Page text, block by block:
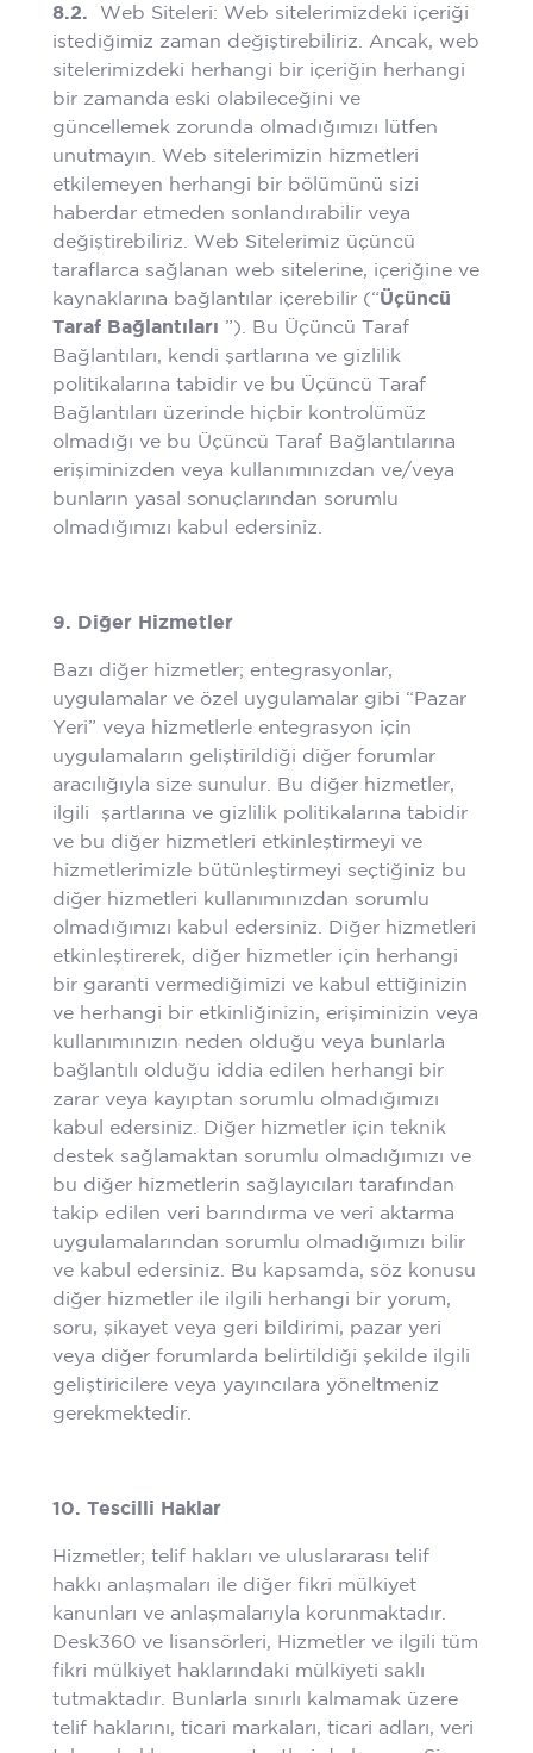
8.2. Web Siteleri: Web sitelerimizdeki içeriği
istediğimiz zaman değiştirebiliriz. Ancak, web
sitelerimizdeki herhangi bir içeriğin herhangi
bir zamanda eski olabileceğini ve
güncellemek zorunda olmadığımızı lütfen
unutmayın. Web sitelerimizin hizmetleri
etkilemeyen herhangi bir bölümünü sizi
haberdar etmeden sonlandırabilir veya
değiştirebiliriz. Web Sitelerimiz üçüncü
taraflarca sağlanan web sitelerine, içeriğine ve
kaynaklarına bağlantılar içerebilir (“Üçüncü
Taraf Bağlantıları ”). Bu Üçüncü Taraf
Bağlantıları, kendi şartlarına ve gizlilik
politikalarına tabidir ve bu Üçüncü Taraf
Bağlantıları üzerinde hiçbir kontrolümüz
olmadığı ve bu Üçüncü Taraf Bağlantılarına
erişiminizden veya kullanımınızdan ve/veya
bunların yasal sonuçlarından sorumlu
olmadığımızı kabul edersiniz.
9. Diğer Hizmetler
Bazı diğer hizmetler; entegrasyonlar,
uygulamalar ve özel uygulamalar gibi “Pazar
Yeri” veya hizmetlerle entegrasyon için
uygulamaların geliştirildiği diğer forumlar
aracılığıyla size sunulur. Bu diğer hizmetler,
ilgili şartlarına ve gizlilik politikalarına tabidir
ve bu diğer hizmetleri etkinleştirmeyi ve
hizmetlerimizle bütünleştirmeyi seçtiğiniz bu
diğer hizmetleri kullanımınızdan sorumlu
olmadığımızı kabul edersiniz. Diğer hizmetleri
etkinleştirerek, diğer hizmetler için herhangi
bir garanti vermediğimizi ve kabul ettiğinizin
ve herhangi bir etkinliğinizin, erişiminizin veya
kullanımınızın neden olduğu veya bunlarla
bağlantılı olduğu iddia edilen herhangi bir
zarar veya kayıptan sorumlu olmadığımızı
kabul edersiniz. Diğer hizmetler için teknik
destek sağlamaktan sorumlu olmadığımızı ve
bu diğer hizmetlerin sağlayıcıları tarafından
takip edilen veri barındırma ve veri aktarma
uygulamalarından sorumlu olmadığımızı bilir
ve kabul edersiniz. Bu kapsamda, söz konusu
diğer hizmetler ile ilgili herhangi bir yorum,
soru, şikayet veya geri bildirimi, pazar yeri
veya diğer forumlarda belirtildiği şekilde ilgili
geliştiricilere veya yayıncılara yöneltmeniz
gerekmektedir.
10. Tescilli Haklar
Hizmetler; telif hakları ve uluslararası telif
hakkı anlaşmaları ile diğer fikri mülkiyet
kanunları ve anlaşmalarıyla korunmaktadır.
Desk360 ve lisansörleri, Hizmetler ve ilgili tüm
fikri mülkiyet haklarındaki mülkiyeti saklı
tutmaktadır. Bunlarla sınırlı kalmamak üzere
telif haklarını, ticari markaları, ticari adları, veri